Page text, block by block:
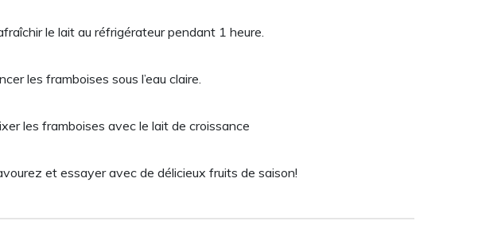
le lait au réfrigérateur pendant 1 heure.
les framboises sous l’eau claire.
les framboises avec le lait de croissance
et essayer avec de délicieux fruits de saison!